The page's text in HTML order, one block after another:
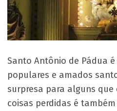
Santo Antônio de Pádua
populares e amados
surpresa para alguns
coisas perdidas é